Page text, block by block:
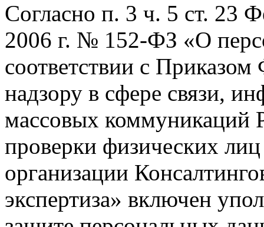
Согласно п. 3 ч. 5 ст. 23
2006 г. № 152-ФЗ «О
соответствии с
надзору в сфере связи,
массовых коммуникаций
проверки физических
организации
экспертиза» включен